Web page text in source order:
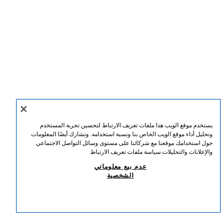
يستخدم موقع الويب هذا ملفات تعريف الارتباط لتحسين تجربة المستخدم
وتحليل أداء موقع الويب الخاص بنا ونسبة استخدامه. ونشارك أيضًا المعلومات
حول استخدامك موقعنا مع شركائنا على مستوى وسائل التواصل الاجتماعي
والإعلانات والتحليلات.سياسة ملفات تعريف الارتباط
عدم بيع معلوماتي
الشخصية